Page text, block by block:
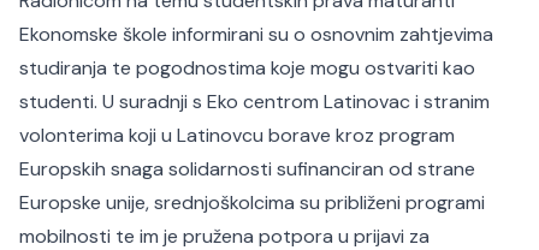
Ekonomske škole informirani su o osnovnim zahtjevima
studiranja te pogodnostima koje mogu ostvariti kao
studenti. U suradnji s Eko centrom Latinovac i stranim
volonterima koji u Latinovcu borave kroz program
Europskih snaga solidarnosti sufinanciran od strane
Europske unije, srednjoškolcima su približeni programi
mobilnosti te im je pružena potpora u prijavi za